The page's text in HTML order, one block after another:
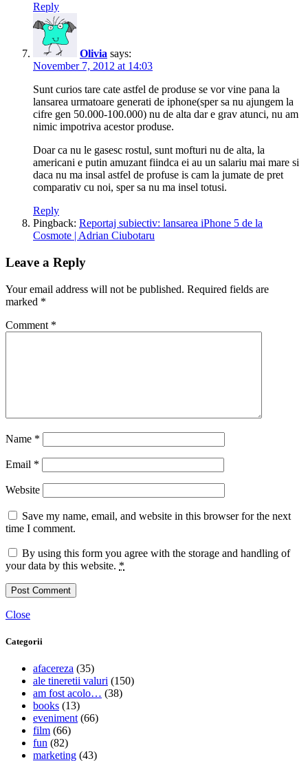
Reply
Olivia says:
November 7, 2012 at 14:03
Sunt curios tare cate astfel de produse se vor vine pana la
lansarea urmatoare generati de iphone(sper sa nu ajungem la
cifre gen 50.000-100.000) nu de alta dar e grav atunci, nu am
nimic impotriva acestor produse.
Doar ca nu le gasesc rostul, sunt mofturi nu de alta, la
americani e putin amuzant fiindca ei au un salariu mai mare si
daca nu ma insal astfel de profuse is cam la jumate de pret
comparativ cu noi, sper sa nu ma insel totusi.
Reply
Pingback: Reportaj subiectiv: lansarea iPhone 5 de la
Cosmote | Adrian Ciubotaru
Leave a Reply
Your email address will not be published. Required fields are
marked *
Comment *
Name *
Email *
Website
Save my name, email, and website in this browser for the next
time I comment.
By using this form you agree with the storage and handling of
your data by this website. *
Close
Categorii
afacereza (35)
ale tineretii valuri (150)
am fost acolo… (38)
books (13)
eveniment (66)
film (66)
fun (82)
marketing (43)